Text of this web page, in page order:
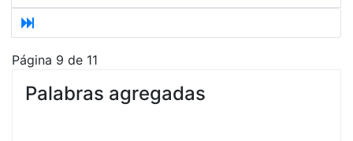
Página 9 de 11
Palabras agregadas